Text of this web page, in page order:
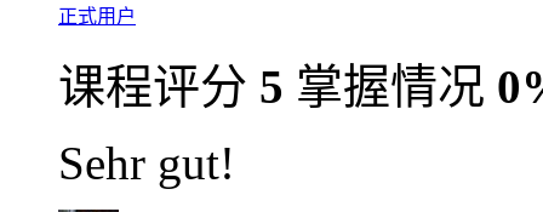
正式用户
课程评分 5 掌握情况
Sehr gut!